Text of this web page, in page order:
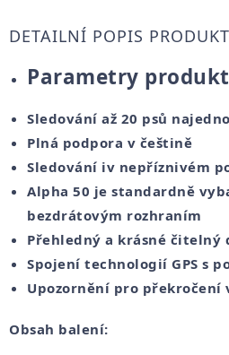
DETAILNÍ POPIS
Parametry
Sledování až 20 psů
Plná podpora v češtině
Sledování iv nepříznivém
Alpha 50 je standardně
bezdrátovým rozhraním
Přehledný a krásné čitelný
Spojení technologií GPS s
Upozornění pro překročení
Obsah balení: